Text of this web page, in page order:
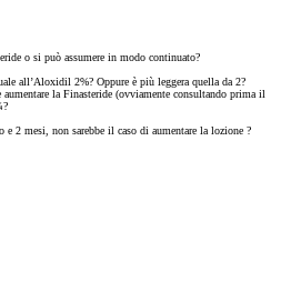
o si può assumere in modo continuato?
all’Aloxidil 2%? Oppure è più leggera quella da 2?
la Finasteride (ovviamente consultando prima il
2 mesi, non sarebbe il caso di aumentare la lozione ?